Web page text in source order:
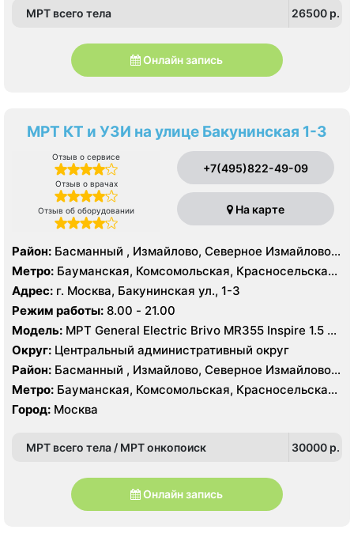
МРТ всего тела 26500 p.
Онлайн запись
МРТ КТ и УЗИ на улице Бакунинская 1-3
Отзыв о сервисе
Отзыв о врачах
Отзыв об оборудовании
+7(495)822-49-09
На карте
Район: Басманный , Измайлово, Северное Измайлово,
Соколиная Гора, Сокольники, Лефортово
Метро: Бауманская, Комсомольская, Красносельская,
Красные Ворота, Курская, Сокольники, Чкаловская,
Электрозаводская, Лефортово
Адрес: г. Москва, Бакунинская ул., 1-3
Режим работы: 8.00 - 21.00
Модель: МРТ General Electric Brivo MR355 Inspire 1.5 Т,
КТ General Electric OPTIMA CT660 64 среза, УЗИ
Округ: Центральный административный округ
Район: Басманный , Измайлово, Северное Измайлово,
Соколиная Гора, Сокольники, Лефортово
Метро: Бауманская, Комсомольская, Красносельская,
Красные Ворота, Курская, Сокольники, Чкаловская,
Электрозаводская, Лефортово
Город: Москва
МРТ всего тела / МРТ онкопоиск 30000 p.
Онлайн запись